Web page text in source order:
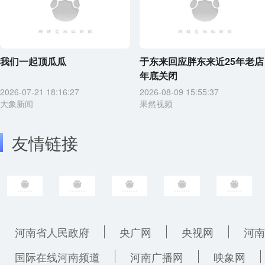
我们一起顶瓜瓜
2026-07-21 18:16:27
大象新闻
于东来回应胖东来近25年老店
年底关闭
2026-08-09 15:55:37
果然视频
友情链接
河南省人民政府 央广网 央视网
河
国际在线河南频道
河南广播网 映象网